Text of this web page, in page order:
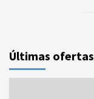
Últimas ofertas